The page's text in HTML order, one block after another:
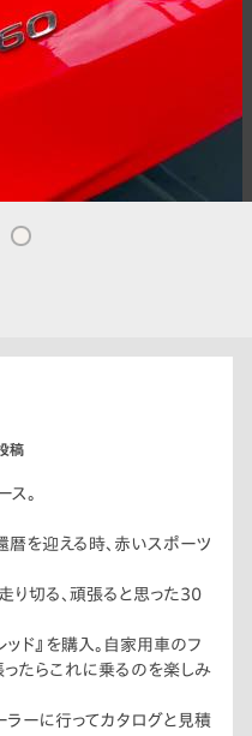
稿
ス。
を迎える時、赤いスポーツ
り切る、頑張ると思った30
ド』を購入。自家用車のフ
ったらこれに乗るのを楽しみ
ラーに行ってカタログと見積